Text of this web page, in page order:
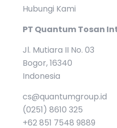
Hubungi Kami
PT Quantum Tosan
Jl. Mutiara II No. 03
Bogor, 16340
Indonesia
cs@quantumgroup.id
(0251) 8610 325
+62 851 7548 9889